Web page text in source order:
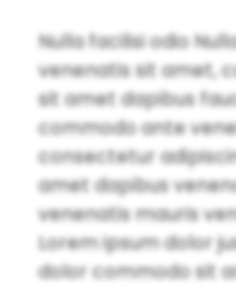
Nulla facilisi odio
venenatis sit amet,
sit amet dapibus
commodo ante
consectetur
amet dapibus
venenatis mauris
Lorem ipsum dolor
dolor commodo sit